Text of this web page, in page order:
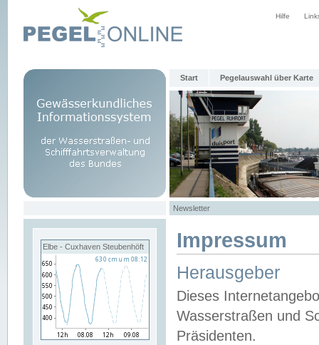
Hilfe
Start Pegelauswahl über Karte
Newsletter
Elbe - Cuxhaven Steubenhöft Impressum
Herausgeber
Dieses
Wasserstraßen und
Präsidenten.